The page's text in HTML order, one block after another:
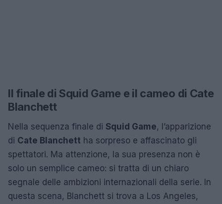
Il finale di Squid Game e il cameo di Cate
Blanchett
Nella sequenza finale di Squid Game, l’apparizione
di Cate Blanchett ha sorpreso e affascinato gli
spettatori. Ma attenzione, la sua presenza non è
solo un semplice cameo: si tratta di un chiaro
segnale delle ambizioni internazionali della serie. In
questa scena, Blanchett si trova a Los Angeles,